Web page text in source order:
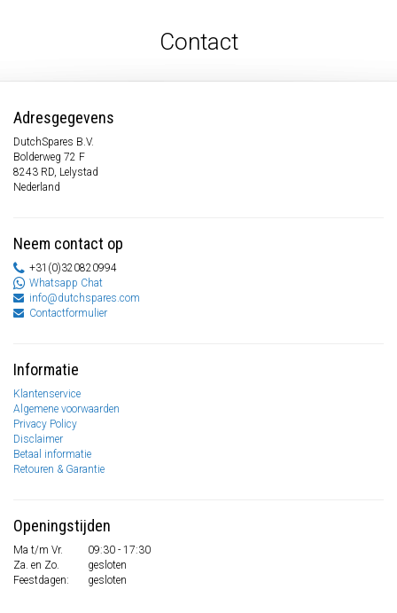
Contact
Adresgegevens
DutchSpares B.V.
Bolderweg 72 F
8243 RD, Lelystad
Nederland
Neem contact op
+31(0)320820994
Whatsapp Chat
info@dutchspares.com
Contactformulier
Informatie
Klantenservice
Algemene voorwaarden
Privacy Policy
Disclaimer
Betaal informatie
Retouren & Garantie
Openingstijden
Ma t/m Vr.
09:30 - 17:30
Za. en Zo.
gesloten
Feestdagen:
gesloten